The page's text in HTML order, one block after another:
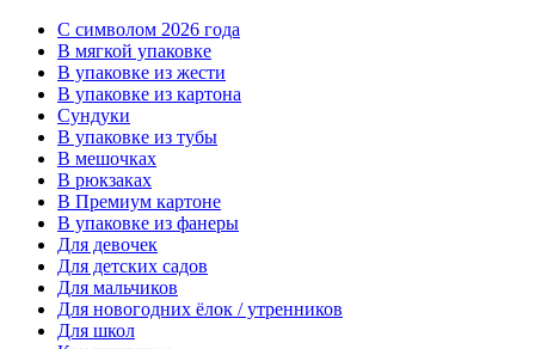
C символом 2026 года
В мягкой упаковке
В упаковке из жести
В упаковке из картона
Сундуки
В упаковке из тубы
В мешочках
В рюкзаках
В Премиум картоне
В упаковке из фанеры
Для девочек
Для детских садов
Для мальчиков
Для новогодних ёлок / утренников
Для школ